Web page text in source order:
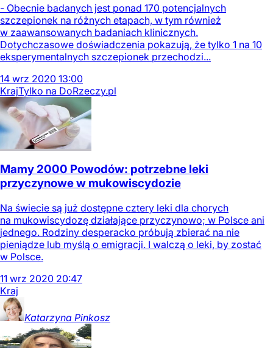
- Obecnie badanych jest ponad 170 potencjalnych
szczepionek na różnych etapach, w tym również
w zaawansowanych badaniach klinicznych.
Dotychczasowe doświadczenia pokazują, że tylko 1 na 10
eksperymentalnych szczepionek przechodzi...
14 wrz 2020 13:00
KrajTylko na DoRzeczy.pl
Mamy 2000 Powodów: potrzebne leki
przyczynowe w mukowiscydozie
Na świecie są już dostępne cztery leki dla chorych
na mukowiscydozę działające przyczynowo; w Polsce ani
jednego. Rodziny desperacko próbują zbierać na nie
pieniądze lub myślą o emigracji. I walczą o leki, by zostać
w Polsce.
11 wrz 2020 20:47
Kraj
Katarzyna Pinkosz